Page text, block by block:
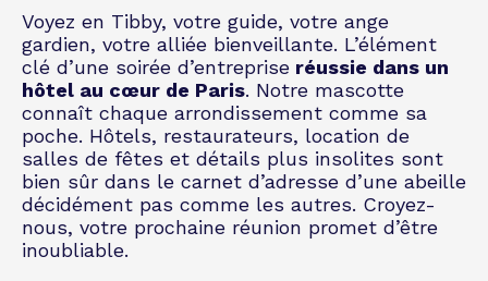
Voyez en Tibby, votre guide, votre ange
gardien, votre alliée bienveillante. L’élément
clé d’une soirée d’entreprise réussie dans un
hôtel au cœur de Paris. Notre mascotte
connaît chaque arrondissement comme sa
poche. Hôtels, restaurateurs, location de
salles de fêtes et détails plus insolites sont
bien sûr dans le carnet d’adresse d’une abeille
décidément pas comme les autres. Croyez-
nous, votre prochaine réunion promet d’être
inoubliable.